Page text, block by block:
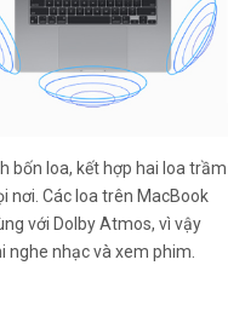
bốn loa, kết hợp hai loa trầm
nơi. Các loa trên MacBook
với Dolby Atmos, vì vậy
nghe nhạc và xem phim.